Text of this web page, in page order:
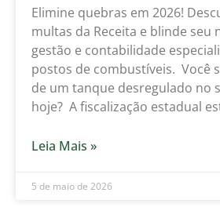
Elimine quebras em 2026!
multas da Receita e blinde seu
gestão e contabilidade
postos de combustíveis. Você
de um tanque desregulado no
hoje? A fiscalização estadual
Leia Mais »
5 de maio de 2026